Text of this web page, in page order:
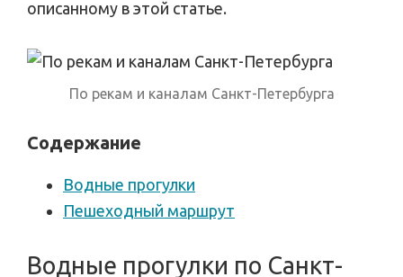
описанному в этой статье.
По рекам и каналам Санкт-Петербурга
Содержание
Водные прогулки
Пешеходный маршрут
Водные прогулки по Санкт-